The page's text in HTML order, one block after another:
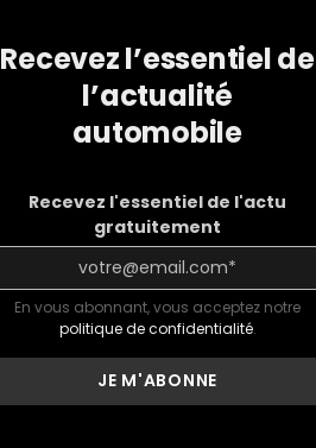
Recevez l’essentiel de
l’actualité
automobile
Recevez l'essentiel de l'actu
gratuitement
En vous abonnant, vous acceptez notre
politique de confidentialité.